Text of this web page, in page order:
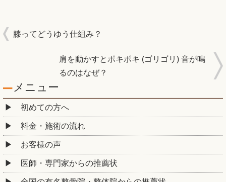
膝ってどうゆう仕組み？
肩を動かすとポキポキ (ゴリゴリ) 音が鳴
るのはなぜ？
メニュー
初めての方へ
料金・施術の流れ
お客様の声
医師・専門家からの推薦状